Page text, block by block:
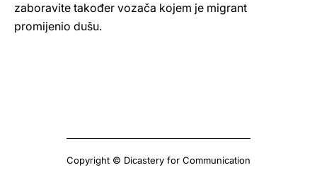
zaboravite također vozača kojem je migrant
promijenio dušu.
Copyright © Dicastery for Communication